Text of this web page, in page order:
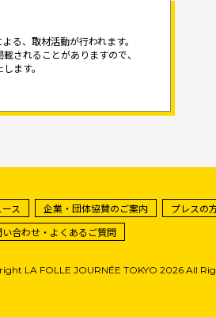
る、取材活動が行われます。
されることがありますので、
ます。
ス 企業・団体協賛のご案内
プレスの
い合わせ・よくあるご質問
LA FOLLE JOURNÉE TOKYO 2026 All